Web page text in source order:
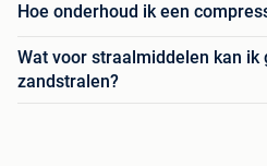
Hoe onderhoud ik een
Wat voor straalmiddelen kan ik
zandstralen?